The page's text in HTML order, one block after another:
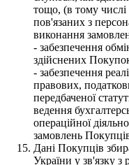
тощо, (в тому числі
пов'язаних з
виконання
- забезпечення
здійснених
- забезпечення
правових,
передбаченої
ведення
операційної
замовлень
Дані Покупців
України у зв'язку з